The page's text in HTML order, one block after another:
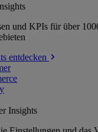
und KPIs für über
entdecken
Insights